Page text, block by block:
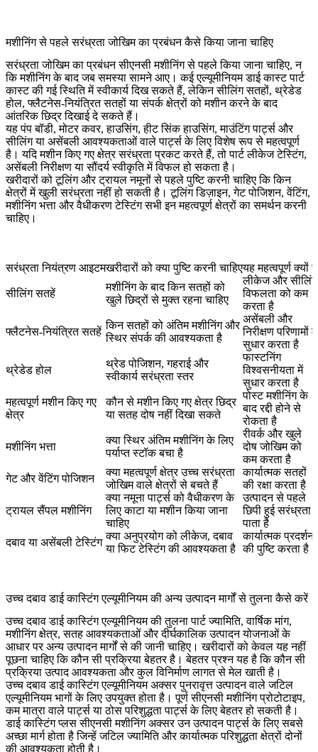
मशीनिंग से पहले सरंध्रता जोखिम का प्रबंधन कैसे किया जाना चाहिए
सरंध्रता जोखिम का प्रबंधन सीएनसी मशीनिंग से पहले किया जाना चाहिए, न
कि मशीनिंग के बाद जब समस्या सामने आए। कई एल्यूमीनियम डाई कास्ट पार्ट
कास्ट की गई स्थिति में स्वीकार्य दिख सकते हैं, लेकिन सीलिंग सतहों, थ्रेडेड
होल, फ्लैटनेस-नियंत्रित सतहों या संपर्क क्षेत्रों को मशीन करने के बाद
आंतरिक छिद्र दिखाई दे सकते हैं।
यह पंप बॉडी, मोटर कवर, हाउसिंग, हीट सिंक हाउसिंग, माउंटिंग पार्ट्स और
सीलिंग या असेंबली आवश्यकताओं वाले पार्ट्स के लिए विशेष रूप से महत्वपूर्ण
है। यदि मशीन किए गए क्षेत्र सरंध्रता प्रकट करते हैं, तो पार्ट लीकेज टेस्टिंग,
असेंबली निरीक्षण या सौंदर्य स्वीकृति में विफल हो सकता है।
खरीदारों को टूलिंग और ट्रायल नमूनों से पहले पुष्टि करनी चाहिए कि किन
क्षेत्रों में खुली सरंध्रता नहीं हो सकती है। टूलिंग डिज़ाइन, गेट पोजिशन, वेंटिंग,
मशीनिंग भत्ता और वैधीकरण टेस्टिंग सभी इन महत्वपूर्ण क्षेत्रों का समर्थन करनी
चाहिए।
सरंध्रता नियंत्रण आइटमखरीदारों को क्या पुष्टि करनी चाहिएयह महत्वपूर्ण क्यों है
सीलिंग सतहें
मशीनिंग के बाद किन सतहों को
खुले छिद्रों से मुक्त रहना चाहिए
लीकेज और सीलिंग
विफलता को कम
करता है
फ्लैटनेस-नियंत्रित सतहें
किन सतहों को अंतिम मशीनिंग और
स्थिर संपर्क की आवश्यकता है
असेंबली और
निरीक्षण परिणामों में
सुधार करता है
थ्रेडेड होल
थ्रेड पोजिशन, गहराई और
स्वीकार्य सरंध्रता स्तर
फास्टनिंग
विश्वसनीयता में
सुधार करता है
महत्वपूर्ण मशीन किए गए
क्षेत्र
कौन से मशीन किए गए क्षेत्र छिद्र
या सतह दोष नहीं दिखा सकते
पोस्ट मशीनिंग के
बाद रद्दी होने से
रोकता है
मशीनिंग भत्ता
क्या स्थिर अंतिम मशीनिंग के लिए
पर्याप्त स्टॉक बचा है
रीवर्क और खुले
दोष जोखिम को
कम करता है
गेट और वेंटिंग पोजिशन
क्या महत्वपूर्ण क्षेत्र उच्च सरंध्रता
जोखिम वाले क्षेत्रों से बचते हैं
कार्यात्मक सतहों
की रक्षा करता है
ट्रायल सैंपल मशीनिंग
क्या नमूना पार्ट्स को वैधीकरण के
लिए काटा या मशीन किया जाना
चाहिए
उत्पादन से पहले
छिपी हुई सरंध्रता
पाता है
दबाव या असेंबली टेस्टिंग
क्या अनुप्रयोग को लीकेज, दबाव
या फिट टेस्टिंग की आवश्यकता है
कार्यात्मक प्रदर्शन
की पुष्टि करता है
उच्च दबाव डाई कास्टिंग एल्यूमीनियम की अन्य उत्पादन मार्गों से तुलना कैसे करें
उच्च दबाव डाई कास्टिंग एल्यूमीनियम की तुलना पार्ट ज्यामिति, वार्षिक मांग,
मशीनिंग क्षेत्र, सतह आवश्यकताओं और दीर्घकालिक उत्पादन योजनाओं के
आधार पर अन्य उत्पादन मार्गों से की जानी चाहिए। खरीदारों को केवल यह नहीं
पूछना चाहिए कि कौन सी प्रक्रिया बेहतर है। बेहतर प्रश्न यह है कि कौन सी
प्रक्रिया उत्पाद आवश्यकता और कुल विनिर्माण लागत से मेल खाती है।
उच्च दबाव डाई कास्टिंग एल्यूमीनियम अक्सर पुनरावृत्त उत्पादन वाले जटिल
एल्यूमीनियम भागों के लिए उपयुक्त होता है। पूर्ण सीएनसी मशीनिंग प्रोटोटाइप,
कम मात्रा वाले पार्ट्स या ठोस परिशुद्धता पार्ट्स के लिए बेहतर हो सकती है।
डाई कास्टिंग प्लस सीएनसी मशीनिंग अक्सर उन उत्पादन पार्ट्स के लिए सबसे
अच्छा मार्ग होता है जिन्हें जटिल ज्यामिति और कार्यात्मक परिशुद्धता क्षेत्रों दोनों
की आवश्यकता होती है।